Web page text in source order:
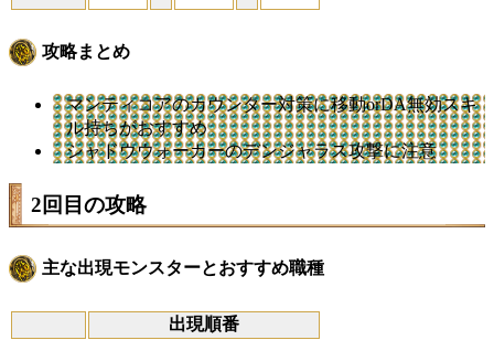
攻略まとめ
マンティコアのカウンター対策に移動orDA無効スキ
ル持ちがおすすめ
シャドウウォーカーのデンジャラス攻撃に注意
2回目の攻略
主な出現モンスターとおすすめ職種
出現順番